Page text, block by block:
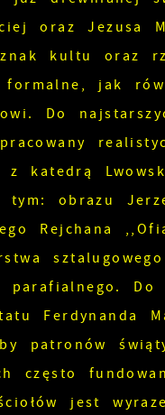
oraz Jezusa
kultu oraz
jak
Do
katedrą
obrazu
Rejchana
Do
Ferdynanda
patronów
często
jest